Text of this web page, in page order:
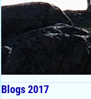
Blogs 2017